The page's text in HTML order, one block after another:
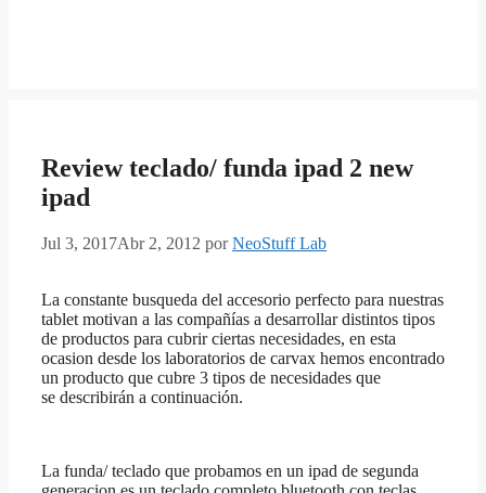
Review teclado/ funda ipad 2 new
ipad
Jul 3, 2017Abr 2, 2012 porNeoStuff Lab
La constante busqueda del accesorio perfecto para nuestras
tablet motivan a las compañías a desarrollar distintos tipos
de productos para cubrir ciertas necesidades, en esta
ocasion desde los laboratorios de carvax hemos encontrado
un producto que cubre 3 tipos de necesidades que
se describirán a continuación.
La funda/ teclado que probamos en un ipad de segunda